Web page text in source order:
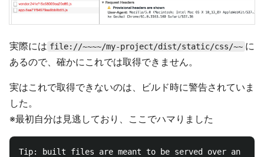
実際には file://~~~~/my-project/dist/static/css/~~ に
あるので、確かにこれでは取得できません。
実はこれで取得できないのは、ビルド時に警告されていま
した。
※最初自分は見逃しており、ここでハマりました
Tip: built files are meant to be served over an